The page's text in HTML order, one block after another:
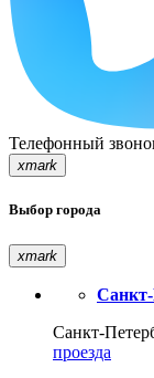
Телефонный
xmark
Выбор города
xmark
Санкт-
Санкт-
проезда